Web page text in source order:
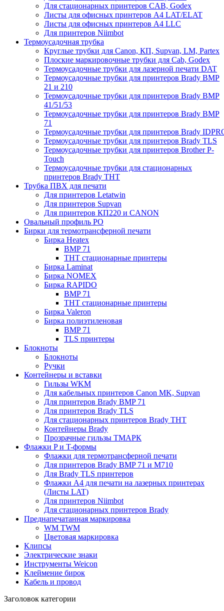
Для стационарных принтеров CAB, Godex
Листы для офисных принтеров А4 LAT/ELAT
Листы для офисных принтеров А4 LLC
Для принтеров Niimbot
Термоусадочная трубка
Круглые трубки для Canon, КП, Supvan, LM, Partex
Плоские маркировочные трубки для Cab, Godex
Термоусадочные трубки для лазерной печати DAT
Термоусадочные трубки для принтеров Brady BMP
21 и 210
Термоусадочные трубки для принтеров Brady BMP
41/51/53
Термоусадочные трубки для принтеров Brady BMP
71
Термоусадочные трубки для принтеров Brady
Термоусадочные трубки для принтеров Brady TLS
Термоусадочные трубки для принтеров Brother P-
Touch
Термоусадочные трубки для стационарных
принтеров Brady THT
Трубка ПВХ для печати
Для принтеров Letatwin
Для принтеров Supvan
Для принтеров КП220 и CANON
Овальный профиль PO
Бирки для термотрансферной печати
Бирка Heatex
BMP 71
THT стационарные принтеры
Бирка Laminat
Бирка NOMEX
Бирка RAPIDO
BMP 71
THT стационарные принтеры
Бирка Valeron
Бирка полиэтиленовая
BMP 71
TLS принтеры
Блокноты
Блокноты
Ручки
Контейнеры и вставки
Гильзы WKM
Для кабельных принтеров Canon MK, Supvan
Для принтеров Brady BMP 71
Для принтеров Brady TLS
Для стационарных принтеров Brady THT
Контейнеры Brady
Прозрачные гильзы ТМАРК
Флажки P и T-формы
Флажки для термотрансферной печати
Для принтеров Brady BMP 71 и M710
Для Brady TLS принтеров
Флажки A4 для печати на лазерных принтерах
(Листы LAT)
Для принтеров Niimbot
Для стационарных принтеров Brady
Преднапечатанная маркировка
WM TWM
Цветовая маркировка
Клипсы
Электрические знаки
Инструменты Weicon
Клеймение бирок
Кабель и провод
Заголовок категории